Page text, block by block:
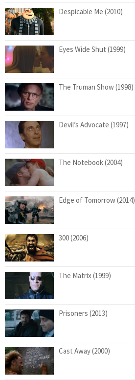
Despicable Me (2010)
Eyes Wide Shut (1999)
The Truman Show (1998)
Devil’s Advocate (1997)
The Notebook (2004)
Edge of Tomorrow (2014)
300 (2006)
The Matrix (1999)
Prisoners (2013)
Cast Away (2000)